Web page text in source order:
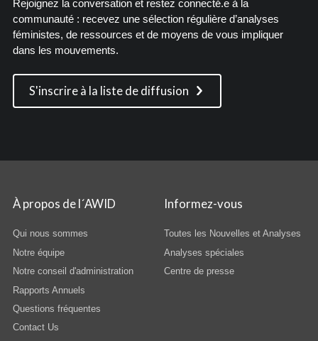
Rejoignez la conversation et restez connecté.e à la
communauté : recevez une sélection régulière d’analyses
féministes, de ressources et de moyens de vous impliquer
dans les mouvements.
S'inscrire à la liste de diffusion
À propos de l´AWID
Qui nous sommes
Notre équipe
Notre conseil d'administration
Rapports Annuels
Questions fréquentes
Contact Us
Informez-vous
Toutes les Nouvelles et Analyses
Analyses spéciales
Centre de presse